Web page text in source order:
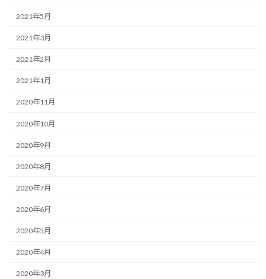
2021年5月
2021年3月
2021年2月
2021年1月
2020年11月
2020年10月
2020年9月
2020年8月
2020年7月
2020年6月
2020年5月
2020年4月
2020年3月